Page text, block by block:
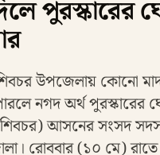
পুরস্কারের
উপজেলায় কোনো
নগদ অর্থ পুরস্কারের
আসনের সংসদ
রোববার (১০ মে) রাতে